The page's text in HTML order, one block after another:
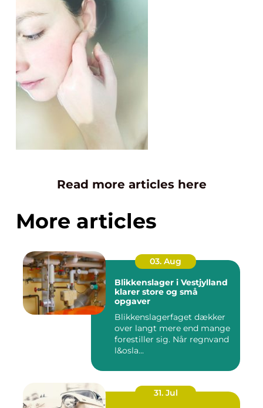
Read more articles here
More articles
03. Aug
Blikkenslager i Vestjylland
klarer store og små
opgaver
Blikkenslagerfaget dækker
over langt mere end mange
forestiller sig. Når regnvand
l&osla...
31. Jul